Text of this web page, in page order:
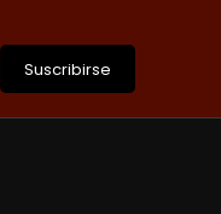
Suscribirse